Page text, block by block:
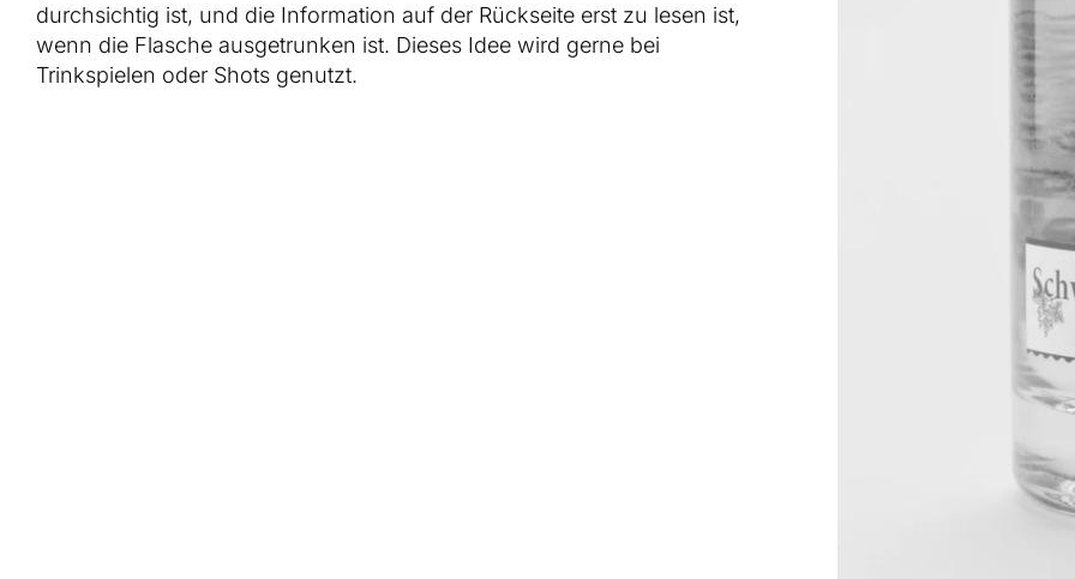
durchsichtig ist, und die Information auf der Rückseite erst zu lesen ist,
wenn die Flasche ausgetrunken ist. Dieses Idee wird gerne bei
Trinkspielen oder Shots genutzt.